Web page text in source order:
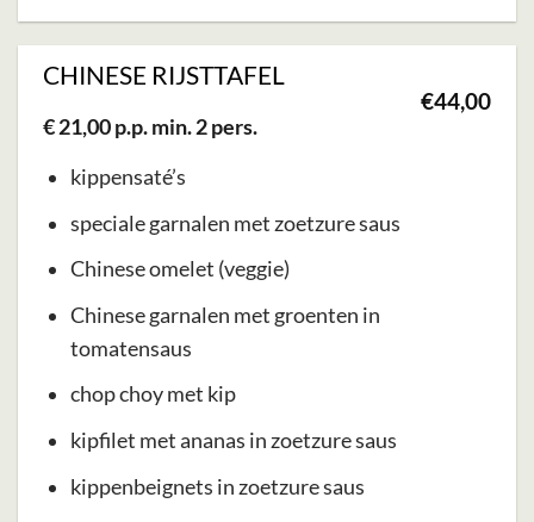
CHINESE RIJSTTAFEL
€44,00
€ 21,00 p.p. min. 2 pers.
kippensaté’s
speciale garnalen met zoetzure saus
Chinese omelet (veggie)
Chinese garnalen met groenten in
tomatensaus
chop choy met kip
kipfilet met ananas in zoetzure saus
kippenbeignets in zoetzure saus